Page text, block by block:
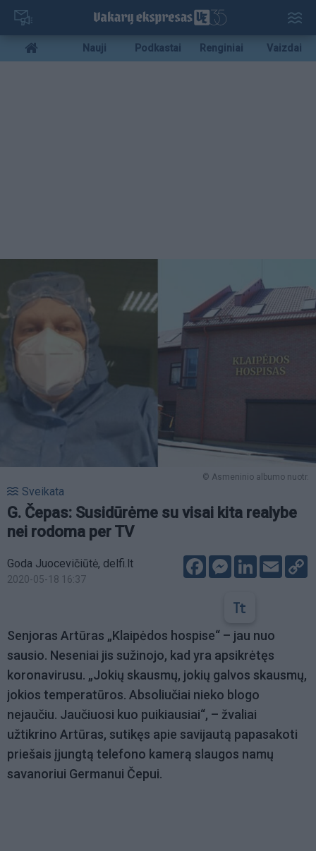
Pereiti
pagrindinį
turinį
Mobile
menu
Nauji Podkastai Renginiai Vaizdai
© Asmeninio albumo nuotr.
Sveikata
G. Čepas: Susidūrėme su visai kita realybe
nei rodoma per TV
Goda Juocevičiūtė, delfi.lt
2020-05-18 16:37
FacebookMessenger
LinkedIn
Email
Senjoras Artūras „Klaipėdos hospise“ – jau nuo
sausio. Neseniai jis sužinojo, kad yra apsikrėtęs
koronavirusu. „Jokių skausmų, jokių galvos skausmų,
jokios temperatūros. Absoliučiai nieko blogo
nejaučiu. Jaučiuosi kuo puikiausiai“, – žvaliai
užtikrino Artūras, sutikęs apie savijautą papasakoti
priešais įjungtą telefono kamerą slaugos namų
savanoriui Germanui Čepui.